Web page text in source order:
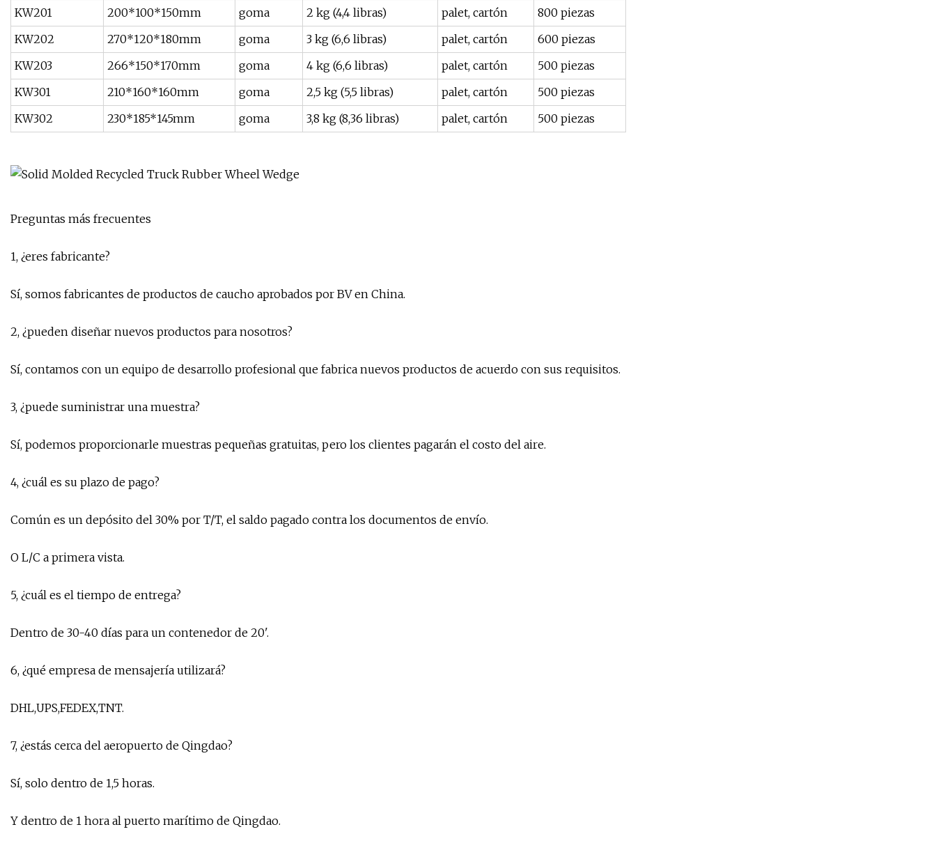
KW201
200*100*150mm goma 2 kg (4,4 libras) palet, cartón
800 piezas
KW202
270*120*180mm goma 3 kg (6,6 libras) palet, cartón
600 piezas
KW203
266*150*170mm goma 4 kg (6,6 libras) palet, cartón
500 piezas
KW301
210*160*160mm goma 2,5 kg (5,5 libras) palet, cartón
500 piezas
KW302
230*185*145mm goma 3,8 kg (8,36 libras) palet, cartón 500 piezas
Preguntas más frecuentes
1, ¿eres fabricante?
Sí, somos fabricantes de productos de caucho aprobados por BV en China.
2, ¿pueden diseñar nuevos productos para nosotros?
Sí, contamos con un equipo de desarrollo profesional que fabrica nuevos productos de acuerdo con sus requisitos.
3, ¿puede suministrar una muestra?
Sí, podemos proporcionarle muestras pequeñas gratuitas, pero los clientes pagarán el costo del aire.
4, ¿cuál es su plazo de pago?
Común es un depósito del 30% por T/T, el saldo pagado contra los documentos de envío.
O L/C a primera vista.
5, ¿cuál es el tiempo de entrega?
Dentro de 30-40 días para un contenedor de 20'.
6, ¿qué empresa de mensajería utilizará?
DHL,UPS,FEDEX,TNT.
7, ¿estás cerca del aeropuerto de Qingdao?
Sí, solo dentro de 1,5 horas.
Y dentro de 1 hora al puerto marítimo de Qingdao.